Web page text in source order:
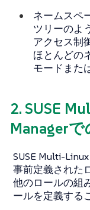
ネームスペ
ツリーのよ
アクセス制
ほとんどの
モードまた
2. SUSE
Manager
SUSE Multi-Linux
事前定義された
他のロールの組
ールを定義する